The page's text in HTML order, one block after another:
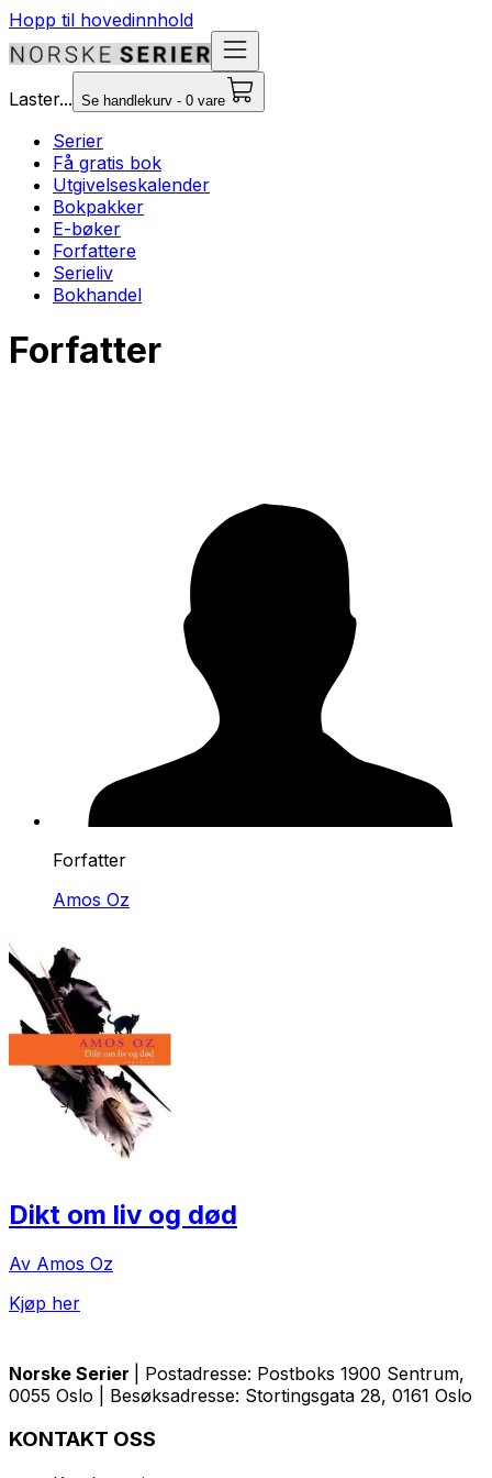
Hopp til hovedinnhold
Laster... Se handlekurv - 0 vare
Serier
Få gratis bok
Utgivelseskalender
Bokpakker
E-bøker
Forfattere
Serieliv
Bokhandel
Forfatter
Forfatter
Amos Oz
Dikt om liv og død
Av Amos Oz
Kjøp her
Norske Serier
| Postadresse: Postboks 1900 Sentrum,
0055 Oslo | Besøksadresse: Stortingsgata 28, 0161 Oslo
KONTAKT OSS